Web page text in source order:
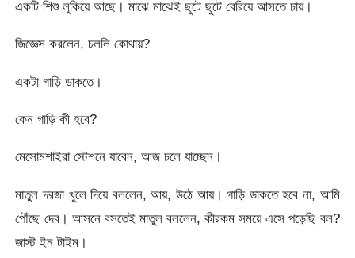
একটি শিশু লুকিয়ে আছে। মাঝে মাঝেই ছুটে ছুটে বেরিয়ে আসতে চায়।
জিজ্ঞেস করলেন, চললি কোথায়?
একটা গাড়ি ডাকতে।
কেন গাড়ি কী হবে?
মেসোমশাইরা স্টেশনে যাবেন, আজ চলে যাচ্ছেন।
মাতুল দরজা খুলে দিয়ে বললেন, আয়, উঠে আয়। গাড়ি ডাকতে হবে না, আমি
পৌঁছে দেব। আসনে বসতেই মাতুল বললেন, কীরকম সময়ে এসে পড়েছি বল?
জাস্ট ইন টাইম।